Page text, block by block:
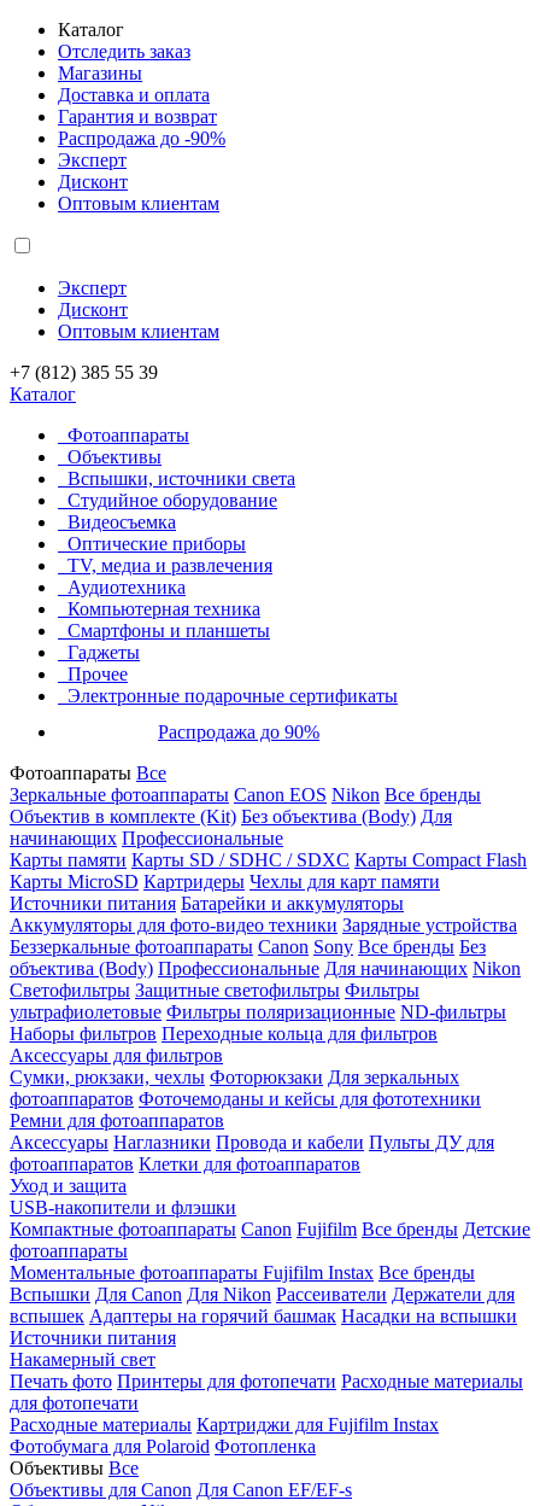
Каталог
Отследить заказ
Магазины
Доставка и оплата
Гарантия и возврат
Распродажа до -90%
Эксперт
Дисконт
Оптовым клиентам
Эксперт
Дисконт
Оптовым клиентам
+7 (812) 385 55 39
Каталог
Фотоаппараты
Объективы
Вспышки, источники света
Студийное оборудование
Видеосъемка
Оптические приборы
TV, медиа и развлечения
Аудиотехника
Компьютерная техника
Смартфоны и планшеты
Гаджеты
Прочее
Электронные подарочные сертификаты
Распродажа до 90%
Фотоаппараты Все
Зеркальные фотоаппараты Canon EOS Nikon Все бренды
Объектив в комплекте (Kit) Без объектива (Body) Для
начинающих Профессиональные
Карты памяти Карты SD / SDHC / SDXC Карты Compact Flash
Карты MicroSD Картридеры Чехлы для карт памяти
Источники питания Батарейки и аккумуляторы
Аккумуляторы для фото-видео техники Зарядные устройства
Беззеркальные фотоаппараты Canon Sony Все бренды Без
объектива (Body) Профессиональные Для начинающих Nikon
Светофильтры Защитные светофильтры Фильтры
ультрафиолетовые Фильтры поляризационные ND-фильтры
Наборы фильтров Переходные кольца для фильтров
Аксессуары для фильтров
Сумки, рюкзаки, чехлы Фоторюкзаки Для зеркальных
фотоаппаратов Фоточемоданы и кейсы для фототехники
Ремни для фотоаппаратов
Аксессуары Наглазники Провода и кабели Пульты ДУ для
фотоаппаратов Клетки для фотоаппаратов
Уход и защита
USB-накопители и флэшки
Компактные фотоаппараты Canon Fujifilm Все бренды Детские
фотоаппараты
Моментальные фотоаппараты Fujifilm Instax Все бренды
Вспышки Для Canon Для Nikon Рассеиватели Держатели для
вспышек Адаптеры на горячий башмак Насадки на вспышки
Источники питания
Накамерный свет
Печать фото Принтеры для фотопечати Расходные материалы
для фотопечати
Расходные материалы Картриджи для Fujifilm Instax
Фотобумага для Polaroid Фотопленка
Объективы Все
Объективы для Canon Для Canon EF/EF-s